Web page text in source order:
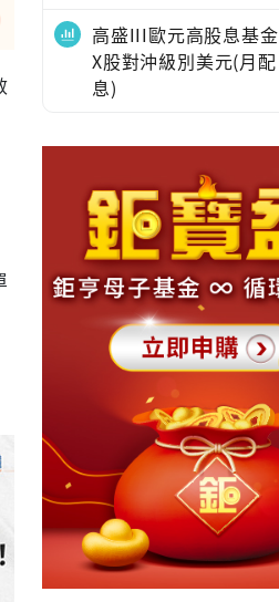
高盛III歐元高股息基金
X股對沖級別美元(月配
息)